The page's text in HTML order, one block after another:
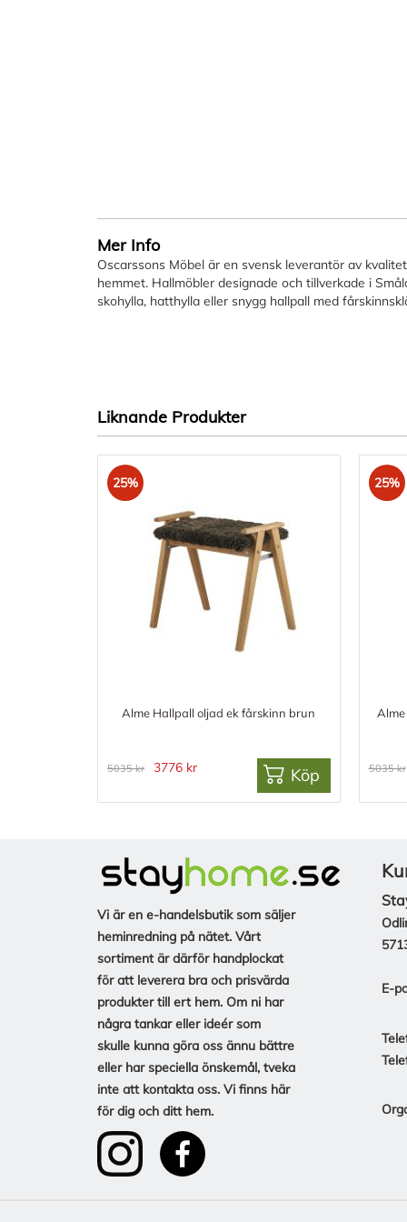
Mer Info
Oscarssons Möbel är en svensk leverantör av
hemmet. Hallmöbler designade och tillverkade i
skohylla, hatthylla eller snygg hallpall med
Liknande Produkter
25%
Alme Hallpall oljad ek fårskinn brun
5035 kr 3776 kr Köp
25%
5035 kr
Vi är en e-handelsbutik som säljer
heminredning på nätet. Vårt
sortiment är därför handplockat
för att leverera bra och prisvärda
produkter till ert hem. Om ni har
några tankar eller ideér som
skulle kunna göra oss ännu bättre
eller har speciella önskemål, tveka
inte att kontakta oss. Vi finns här
för dig och ditt hem.
E-